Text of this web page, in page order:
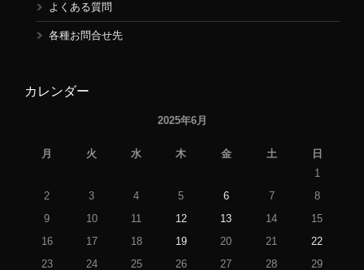
よくある質問
各種お問合せ先
カレンダー
2025年6月
月 火 水 木 金 土
日
1
2
3 4 5 6 7
8
9
10 11 12 13 14
15
16
17 18 19 20 21
22
23
24 25 26 27 28 29